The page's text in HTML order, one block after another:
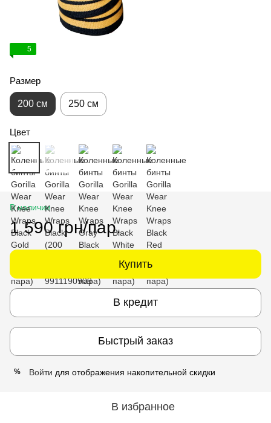
5
Размер
200 см 250 см
Цвет
В наличии
1 590 грн/пар.
Купить
В кредит
Быстрый заказ
% Войти для отображения накопительной скидки
В избранное